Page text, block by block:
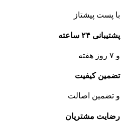
با پست پیشتاز
پشتیبانی ۲۴ ساعته
و ۷ روز هفته
تضمین کیفیت
و تضمین اصالت
رضایت مشتریان